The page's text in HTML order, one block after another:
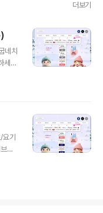
더보기
네치
세
빨
6,0
쿠
기
영
은